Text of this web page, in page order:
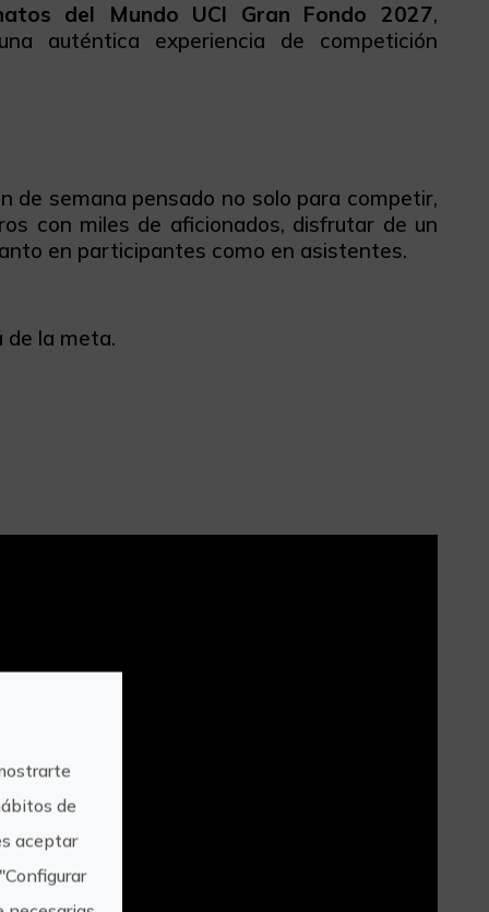
del Mundo UCI Gran Fondo 2027,
auténtica experiencia de competición
de semana pensado no solo para competir,
con miles de aficionados, disfrutar de un
en participantes como en asistentes.
de la meta.
de
aceptar